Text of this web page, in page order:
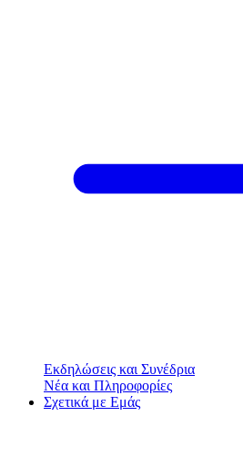
Εκδηλώσεις και Συνέδρια
Νέα και Πληροφορίες
Σχετικά με Εμάς